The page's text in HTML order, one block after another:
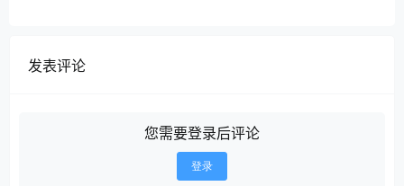
发表评论
您需要登录后评论
登录